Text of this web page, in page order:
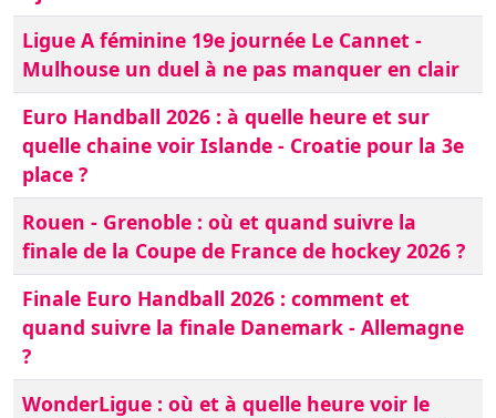
Ligue A féminine 19e journée Le Cannet -
Mulhouse un duel à ne pas manquer en clair
Euro Handball 2026 : à quelle heure et sur
quelle chaine voir Islande - Croatie pour la 3e
place ?
Rouen - Grenoble : où et quand suivre la
finale de la Coupe de France de hockey 2026 ?
Finale Euro Handball 2026 : comment et
quand suivre la finale Danemark - Allemagne
?
WonderLigue : où et à quelle heure voir le